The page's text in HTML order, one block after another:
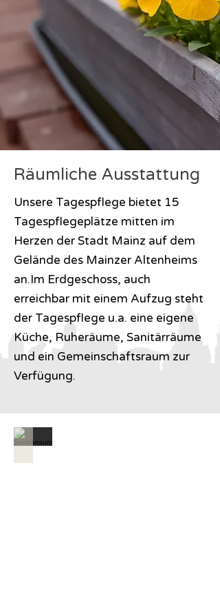
Räumliche Ausstattung
Unsere Tagespflege bietet 15
Tagespflegeplätze mitten im
Herzen der Stadt Mainz auf dem
Gelände des Mainzer Altenheims
an.Im Erdgeschoss, auch
erreichbar mit einem Aufzug steht
der Tagespflege u.a. eine eigene
Küche, Ruheräume, Sanitärräume
und ein Gemeinschaftsraum zur
Verfügung.
Sanitärraum